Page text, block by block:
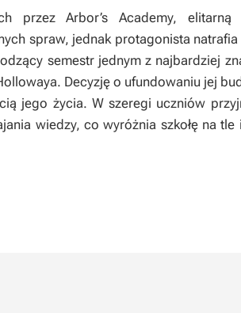
przez Arbor’s Academy, elitarną
spraw, jednak protagonista natrafia
semestr jednym z najbardziej
Decyzję o ufundowaniu jej
jego życia. W szeregi uczniów
wiedzy, co wyróżnia szkołę na tle